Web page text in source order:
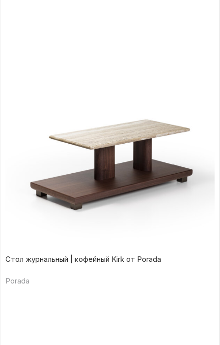
Стол журнальный | кофейный Kirk от Porada
Porada